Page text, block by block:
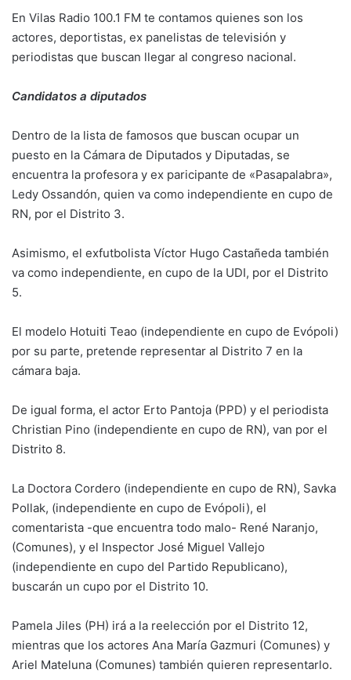
En Vilas Radio 100.1 FM te contamos quienes son los
actores, deportistas, ex panelistas de televisión y
periodistas que buscan llegar al congreso nacional.
Candidatos a diputados
Dentro de la lista de famosos que buscan ocupar un
puesto en la Cámara de Diputados y Diputadas, se
encuentra la profesora y ex paricipante de «Pasapalabra»,
Ledy Ossandón, quien va como independiente en cupo de
RN, por el Distrito 3.
Asimismo, el exfutbolista Víctor Hugo Castañeda también
va como independiente, en cupo de la UDI, por el Distrito
5.
El modelo Hotuiti Teao (independiente en cupo de Evópoli)
por su parte, pretende representar al Distrito 7 en la
cámara baja.
De igual forma, el actor Erto Pantoja (PPD) y el periodista
Christian Pino (independiente en cupo de RN), van por el
Distrito 8.
La Doctora Cordero (independiente en cupo de RN), Savka
Pollak, (independiente en cupo de Evópoli), el
comentarista -que encuentra todo malo- René Naranjo,
(Comunes), y el Inspector José Miguel Vallejo
(independiente en cupo del Partido Republicano),
buscarán un cupo por el Distrito 10.
Pamela Jiles (PH) irá a la reelección por el Distrito 12,
mientras que los actores Ana María Gazmuri (Comunes) y
Ariel Mateluna (Comunes) también quieren representarlo.